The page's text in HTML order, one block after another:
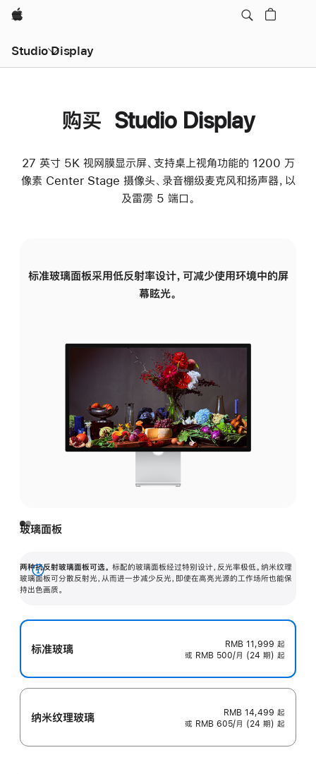
Apple
Studio Display
购买 Studio Display
27 英寸 5K 视网膜显示屏、支持桌上视角功能的 1200 万
像素 Center Stage 摄像头、录音棚级麦克风和扬声器，以
及雷雳 5 端口。
标准玻璃面板采用低反射率设计，可减少使用环境中的屏
幕眩光。
玻璃面板
两种抗反射玻璃面板可选。 标配的玻璃面板经过特别设计，反光率极低。纳米纹理
玻璃面板可分散反射光，从而进一步减少反光，即使在高亮光源的工作场所也能保
持出色画质。
展
开
标准玻璃 RMB 11,999 起
或 RMB 500/月 (24 期) 起
纳米纹理玻璃 RMB 14,499 起
或 RMB 605/月 (24 期) 起